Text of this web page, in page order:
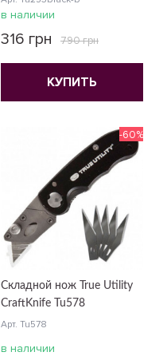
в наличии
316 грн 790 грн
КУПИТЬ
Складной нож True Utility
CraftKnife Tu578
Арт. Tu578
-60%
в наличии